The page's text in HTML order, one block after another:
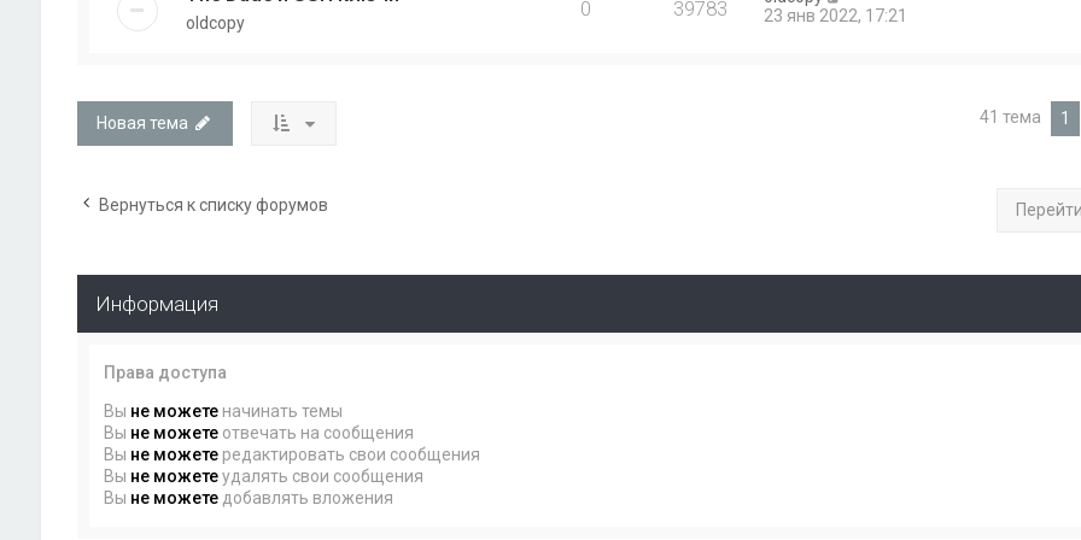
oldcopy
0 39783
23 янв 2022, 17:21
Новая тема 41 тема 1
Вернуться к списку форумов Перейти
Информация
Права доступа
Вы не можетеначинать темы
Вы не можетеотвечать на сообщения
Вы не можетередактировать свои сообщения
Вы не можетеудалять свои сообщения
Вы не можетедобавлять вложения